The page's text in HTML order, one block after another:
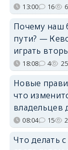
13:00 16
Почему наш
пути? —
играть
18:08 4
Новые
что
владельцев
08:04 15
Что делать